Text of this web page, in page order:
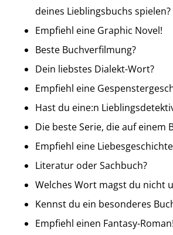
deines Lieblingsbuchs spielen?
Empfiehl eine Graphic Novel!
Beste Buchverfilmung?
Dein liebstes Dialekt-Wort?
Empfiehl eine
Hast du eine:n
Die beste Serie, die auf einem
Empfiehl eine
Literatur oder Sachbuch?
Welches Wort magst du nicht
Kennst du ein besonderes
Empfiehl einen Fantasy-Roman!